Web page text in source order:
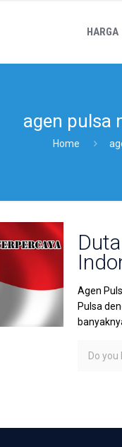
HARGA
agen pulsa
Home
Agen
Pulsa
Do you